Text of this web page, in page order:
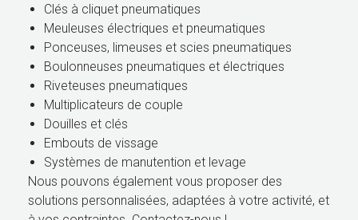
Clés à cliquet pneumatiques
Meuleuses électriques et pneumatiques
Ponceuses, limeuses et scies pneumatiques
Boulonneuses pneumatiques et électriques
Riveteuses pneumatiques
Multiplicateurs de couple
Douilles et clés
Embouts de vissage
Systèmes de manutention et levage
Nous pouvons également vous proposer des
solutions personnalisées, adaptées à votre activité, et